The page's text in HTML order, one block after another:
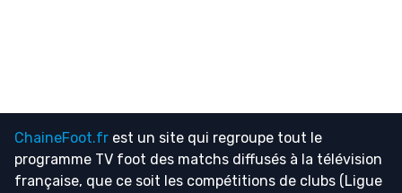
ChaineFoot.fr est un site qui regroupe tout le
programme TV foot des matchs diffusés à la télévision
française, que ce soit les compétitions de clubs (Ligue